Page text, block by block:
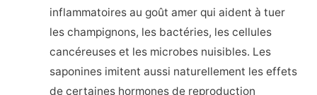
inflammatoires au goût amer qui aident à tuer
les champignons, les bactéries, les cellules
cancéreuses et les microbes nuisibles. Les
saponines imitent aussi naturellement les effets
de certaines hormones de reproduction